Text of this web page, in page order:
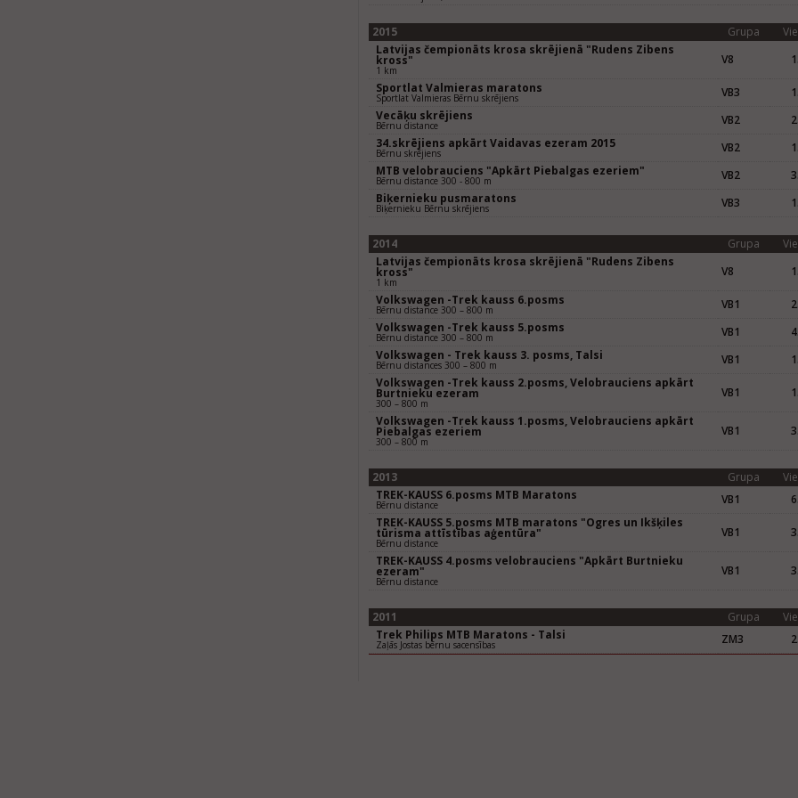
2015 Grupa
Latvijas čempionāts krosa skrējienā "Rudens Zibens
kross"
1 km
V8
1.
Sportlat Valmieras maratons
Sportlat Valmieras Bērnu skrējiens VB3
1.
Vecāķu skrējiens
Bērnu distance VB2
2.
34.skrējiens apkārt Vaidavas ezeram 2015
Bērnu skrējiens VB2
1.
MTB velobrauciens "Apkārt Piebalgas ezeriem"
Bērnu distance 300 - 800 m VB2
3.
Biķernieku pusmaratons
Biķernieku Bērnu skrējiens VB3 1.
2014 Grupa
Latvijas čempionāts krosa skrējienā "Rudens Zibens
kross"
1 km
V8
1.
Volkswagen -Trek kauss 6.posms
Bērnu distance 300 – 800 m VB1
2.
Volkswagen -Trek kauss 5.posms
Bērnu distance 300 – 800 m VB1
4.
Volkswagen - Trek kauss 3. posms, Talsi
Bērnu distances 300 – 800 m VB1
1.
Volkswagen -Trek kauss 2.posms, Velobrauciens apkārt
Burtnieku ezeram
300 – 800 m
VB1
1.
Volkswagen -Trek kauss 1.posms, Velobrauciens apkārt
Piebalgas ezeriem
300 – 800 m
VB1 3.
2013 Grupa
TREK-KAUSS 6.posms MTB Maratons
Bērnu distance VB1
6.
TREK-KAUSS 5.posms MTB maratons "Ogres un Ikšķiles
tūrisma attīstības aģentūra"
Bērnu distance
VB1
3.
TREK-KAUSS 4.posms velobrauciens "Apkārt Burtnieku
ezeram"
Bērnu distance
VB1 3.
2011 Grupa
Trek Philips MTB Maratons - Talsi
Zaļās Jostas bērnu sacensības ZM3 2.